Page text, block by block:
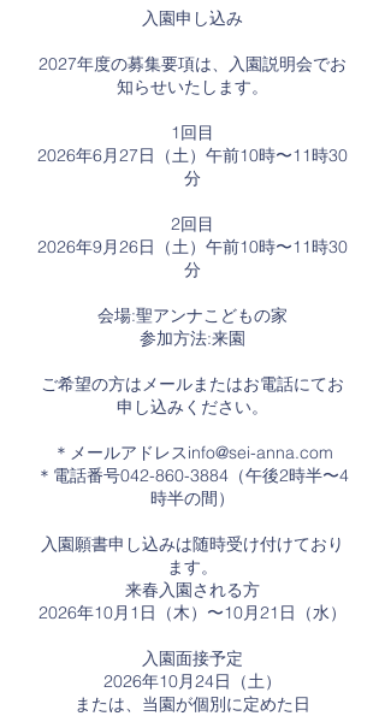
入園申し込み
2027年度の募集要項は、入園説明会でお
知らせいたします。
1回目
2026年6月27日（土）午前10時〜11時30
分
2回目
2026年9月26日（土）午前10時〜11時30
分
会場:聖アンナこどもの家
参加方法:来園
ご希望の方はメールまたはお電話にてお
申し込みください。
＊メールアドレスinfo@sei-anna.com
＊電話番号042-860-3884（午後2時半〜4
時半の間）
入園願書申し込みは随時受け付けており
ます。
来春入園される方
2026年10月1日（木）〜10月21日（水）
入園面接予定
2026年10月24日（土）
または、当園が個別に定めた日